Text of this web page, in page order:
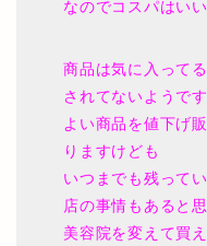
なのでコスパはい
商品は気に入って
されてないようです
よい商品を値下げ
りますけども
いつまでも残って
店の事情もあると
美容院を変えて買